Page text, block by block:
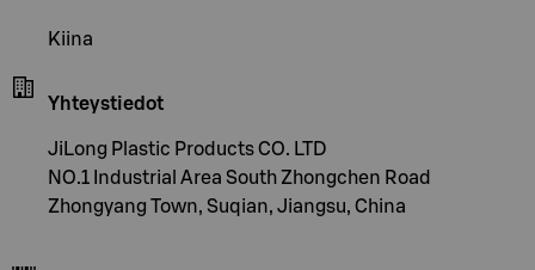
Kiina
Yhteystiedot
JiLong Plastic Products CO. LTD
NO.1 Industrial Area South Zhongchen Road
Zhongyang Town, Suqian, Jiangsu, China